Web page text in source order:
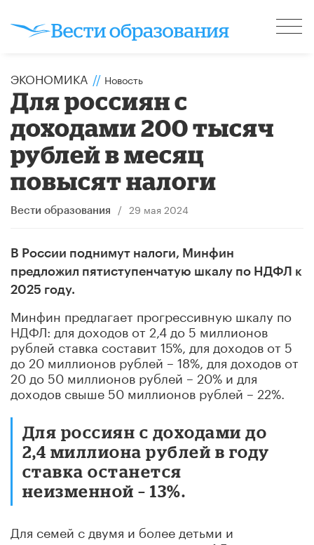
ЭКОНОМИКА // Новость
Для россиян с
доходами 200 тысяч
рублей в месяц
повысят налоги
Вести образования / 29 мая 2024
В России поднимут налоги, Минфин
предложил пятиступенчатую шкалу по НДФЛ к
2025 году.
Минфин предлагает прогрессивную шкалу по
НДФЛ: для доходов от 2,4 до 5 миллионов
рублей ставка составит 15%, для доходов от 5
до 20 миллионов рублей – 18%, для доходов от
20 до 50 миллионов рублей – 20% и для
доходов свыше 50 миллионов рублей – 22%.
Для россиян с доходами до
2,4 миллиона рублей в году
ставка останется
неизменной – 13%.
Для семей с двумя и более детьми и